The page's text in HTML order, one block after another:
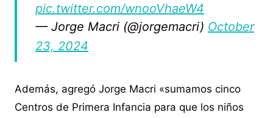
pic.twitter.com/wnooVhaeW4
— Jorge Macri (@jorgemacri) October
23, 2024
Además, agregó Jorge Macri «sumamos cinco
Centros de Primera Infancia para que los niños